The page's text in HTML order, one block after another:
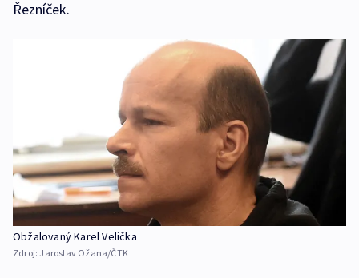
Řezníček.
Obžalovaný Karel Velička
Zdroj: Jaroslav Ožana/ČTK